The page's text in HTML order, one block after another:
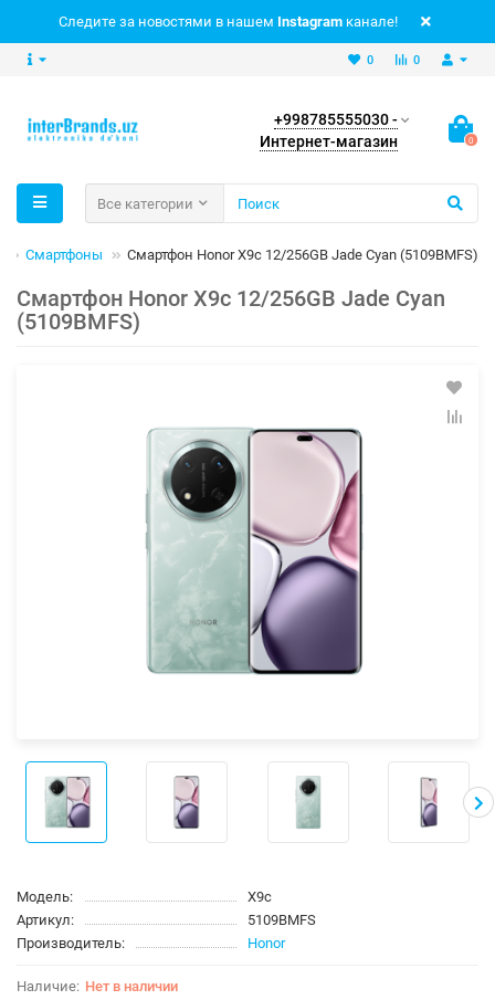
Следите за новостями в нашем Instagram канале!
0
0
+998785555030 -
Интернет-магазин
0
Все категории
Смартфоны Смартфон Honor X9c 12/256GB Jade Cyan (5109BMFS)
Смартфон Honor X9c 12/256GB Jade Cyan
(5109BMFS)
Модель:
X9c
Артикул:
5109BMFS
Производитель:
Honor
Нет в наличии